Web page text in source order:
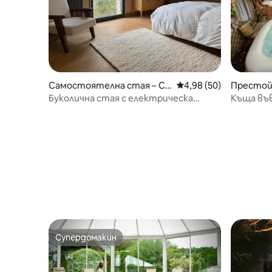
Самостоятелна стая – Ch
âtenoy
Средна оценка: 4,98
4,98 (50)
Буколична стая с електрическа
Престой
hapelle-
Къща
Супердомакин
Супердомакин